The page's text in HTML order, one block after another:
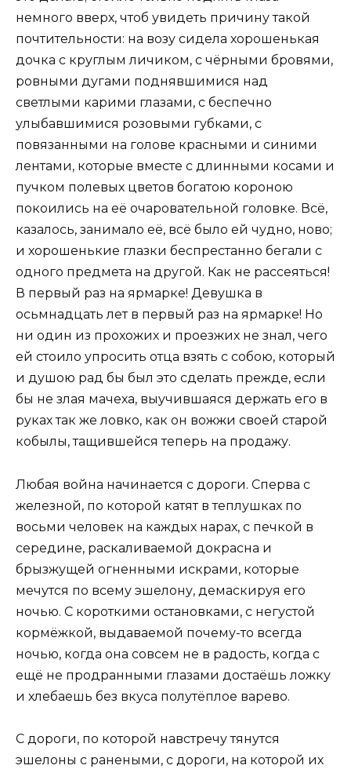
немного вверх, чтоб увидеть причину такой
почтительности: на возу сидела хорошенькая
дочка с круглым личиком, с чёрными бровями,
ровными дугами поднявшимися над
светлыми карими глазами, с беспечно
улыбавшимися розовыми губками, с
повязанными на голове красными и синими
лентами, которые вместе с длинными косами и
пучком полевых цветов богатою короною
покоились на её очаровательной головке. Всё,
казалось, занимало её, всё было ей чудно, ново;
и хорошенькие глазки беспрестанно бегали с
одного предмета на другой. Как не рассеяться!
В первый раз на ярмарке! Девушка в
осьмнадцать лет в первый раз на ярмарке! Но
ни один из прохожих и проезжих не знал, чего
ей стоило упросить отца взять с собою, который
и душою рад бы был это сделать прежде, если
бы не злая мачеха, выучившаяся держать его в
руках так же ловко, как он вожжи своей старой
кобылы, тащившейся теперь на продажу.
Любая война начинается с дороги. Сперва с
железной, по которой катят в теплушках по
восьми человек на каждых нарах, с печкой в
середине, раскаливаемой докрасна и
брызжущей огненными искрами, которые
мечутся по всему эшелону, демаскируя его
ночью. С короткими остановками, с негустой
кормёжкой, выдаваемой почему-то всегда
ночью, когда она совсем не в радость, когда с
ещё не продранными глазами достаёшь ложку
и хлебаешь без вкуса полутёплое варево.
С дороги, по которой навстречу тянутся
эшелоны с ранеными, с дороги, на которой их